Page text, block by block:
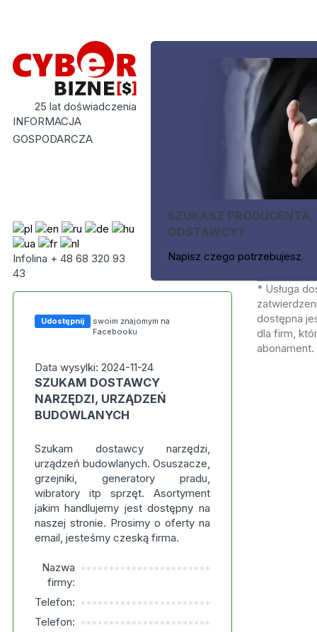
25 lat doświadczenia
INFORMACJA
GOSPODARCZA
Infolina + 48 68 320 93
43
SZUKASZ PRODUCENTA,
DOSTAWCY?
Napisz czego potrzebujesz
Udostępnij
swoim znajomym na
Facebooku
Data wysylki: 2024-11-24
SZUKAM DOSTAWCY
NARZĘDZI, URZĄDZEŃ
BUDOWLANYCH
Szukam dostawcy narzędzi,
urządzeń budowlanych. Osuszacze,
grzejniki, generatory pradu,
wibratory itp sprzęt. Asortyment
jakim handlujemy jest dostępny na
naszej stronie. Prosimy o oferty na
email, jesteśmy czeską firma.
Nazwa
firmy:
***********************
Telefon: ***********************
Telefon: ***********************
* Usługa
dostępna
dla firm,
abonament.